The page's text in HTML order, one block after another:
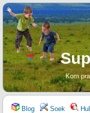
Kom
Blog Soek